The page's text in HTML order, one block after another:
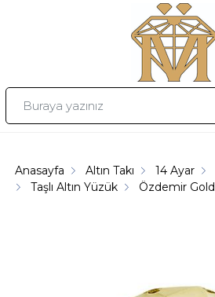
Anasayfa Altın Takı 14 Ayar
Taşlı Altın Yüzük
Özdemir Gold